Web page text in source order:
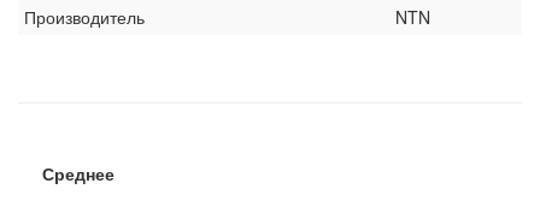
Производитель NTN
Среднее